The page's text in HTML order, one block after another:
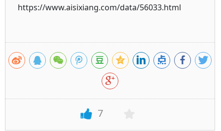
https://www.aisixiang.com/data/56033.html
7